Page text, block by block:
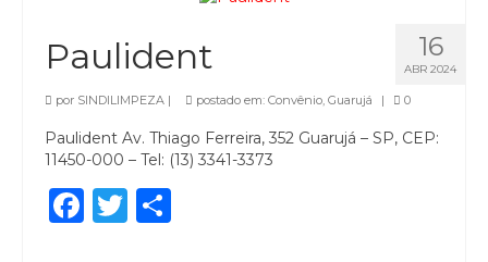
16
ABR 2024
Paulident
por SINDILIMPEZA | postado em: Convênio, Guarujá | 0
Paulident Av. Thiago Ferreira, 352 Guarujá – SP, CEP:
11450-000 – Tel: (13) 3341-3373
Facebook
Twitter